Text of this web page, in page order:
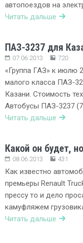
автопоездов на
Читать дальше
ПАЗ-3237 для
07.06.2013 720
«Группа ГАЗ» к июлю
малого класса ПАЗ-
Казани. Стоимость
Автобусы ПАЗ-3237
Читать дальше
Какой он будет,
08.06.2013 431
Как известно
премьеры Renault
прессу то и дело
камуфляжем
Читать дальше